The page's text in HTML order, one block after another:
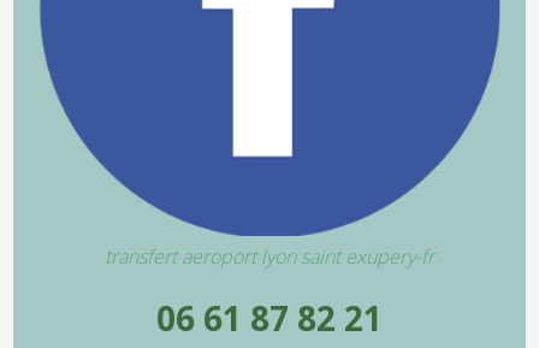
transfert aeroport lyon saint exupery-fr
06 61 87 82 21